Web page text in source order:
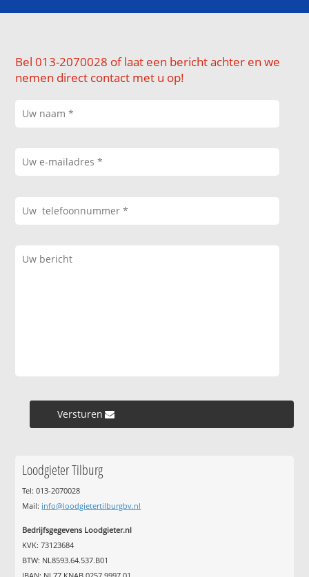
Bel 013-2070028 of laat een bericht achter en we
nemen direct contact met u op!
Versturen »
Loodgieter Tilburg
Tel: 013-2070028
Mail: info@loodgietertilburgbv.nl
Bedrijfsgegevens Loodgieter.nl
KVK: 73123684
BTW: NL8593.64.537.B01